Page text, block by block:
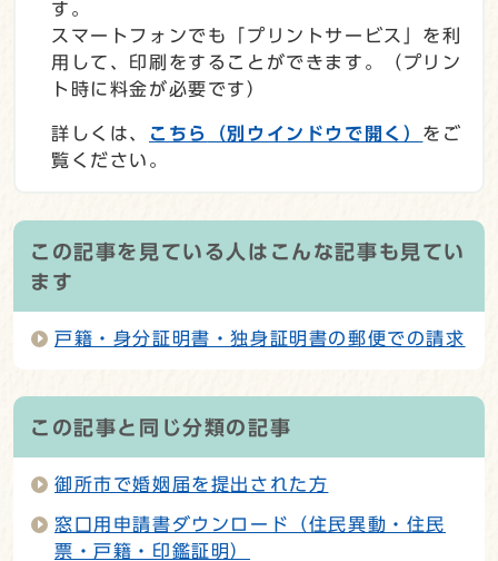
す。
スマートフォンでも「プリントサービス」を利
用して、印刷をすることができます。（プリン
ト時に料金が必要です）
詳しくは、 こちら （別ウインドウで開く） をご
覧ください。
この記事を見ている人はこんな記事も見てい
ます
戸籍・身分証明書・独身証明書の郵便での請求
この記事と同じ分類の記事
御所市で婚姻届を提出された方
窓口用申請書ダウンロード（住民異動・住民
票・戸籍・印鑑証明）